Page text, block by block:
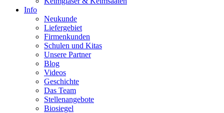
Info
Neukunde
Liefergebiet
Firmenkunden
Schulen und Kitas
Unsere Partner
Blog
Videos
Geschichte
Das Team
Stellenangebote
Biosiegel